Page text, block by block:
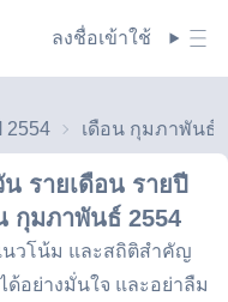
ลงชื่อเข้าใช้
2554
รายเดือน รายปี
กุมภาพันธ์ 2554
วโน้ม และสถิติสำคัญ
อย่างมั่นใจ และอย่าลืม